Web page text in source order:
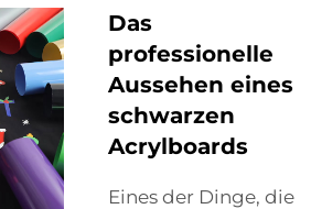
Das
professionelle
Aussehen eines
schwarzen
Acrylboards
Eines der Dinge, die